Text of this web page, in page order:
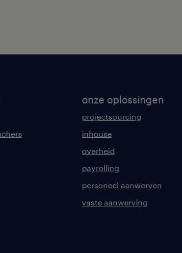
onze oplossingen
projectsourcing
inhouse
overheid
payrolling
personeel aanwerven
vaste aanwerving